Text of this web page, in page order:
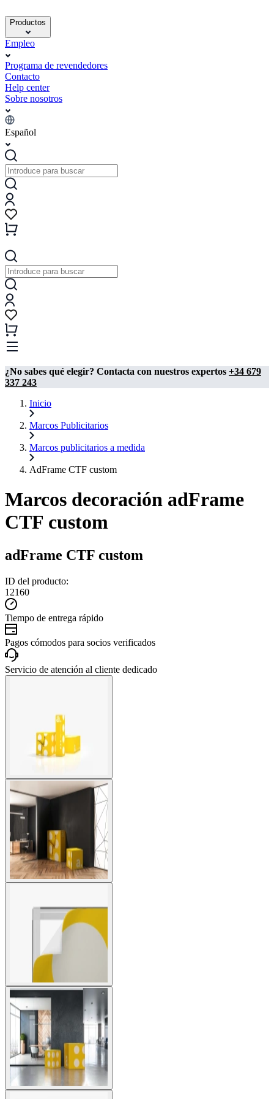
Productos
Empleo
Programa de revendedores
Contacto
Help center
Sobre nosotros
Español
¿No sabes qué elegir? Contacta con nuestros expertos +34 679
337 243
Inicio
Marcos Publicitarios
Marcos publicitarios a medida
AdFrame CTF custom
Marcos decoración adFrame
CTF custom
adFrame CTF custom
ID del producto:
12160
Tiempo de entrega rápido
Pagos cómodos para socios verificados
Servicio de atención al cliente dedicado